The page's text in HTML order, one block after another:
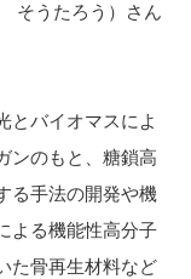
そうたろう）さん
とバイオマスによ
ンのもと、糖鎖高
る手法の開発や機
よる機能性高分子
た骨再生材料など